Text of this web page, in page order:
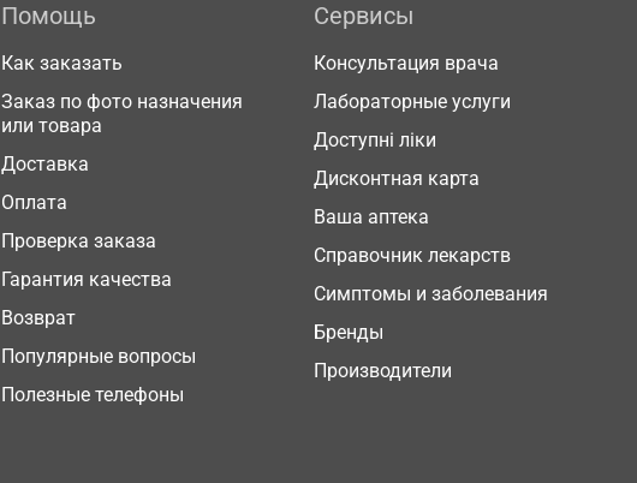
Помощь
Как заказать
Заказ по фото назначения
или товара
Доставка
Оплата
Проверка заказа
Гарантия качества
Возврат
Популярные вопросы
Полезные телефоны
Сервисы
Консультация врача
Лабораторные услуги
Доступні ліки
Дисконтная карта
Ваша аптека
Справочник лекарств
Симптомы и заболевания
Бренды
Производители